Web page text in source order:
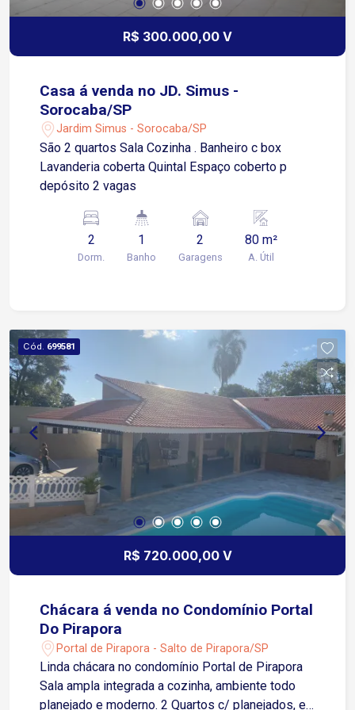
R$ 300.000,00 V
Casa á venda no JD. Simus -
Sorocaba/SP
Jardim Simus - Sorocaba/SP
São 2 quartos Sala Cozinha . Banheiro c box
Lavanderia coberta Quintal Espaço coberto p
depósito 2 vagas
2
Dorm.
1
Banho
2
Garagens
80 m²
A. Útil
Cód. 699581
R$ 720.000,00 V
Chácara á venda no Condomínio Portal
Do Pirapora
Portal de Pirapora - Salto de Pirapora/SP
Linda chácara no condomínio Portal de Pirapora
Sala ampla integrada a cozinha, ambiente todo
planejado e moderno. 2 Quartos c/ planejados, e